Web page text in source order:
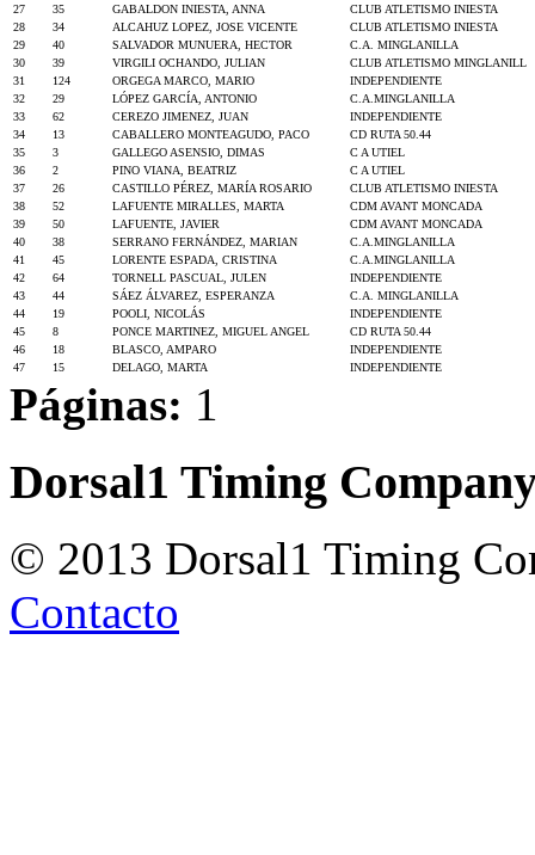
27
35 GABALDON INIESTA, ANNA
CLUB ATLETISMO INIESTA
28
34 ALCAHUZ LOPEZ, JOSE VICENTE
CLUB ATLETISMO INIESTA
29
40 SALVADOR MUNUERA, HECTOR
C.A. MINGLANILLA
30
39 VIRGILI OCHANDO, JULIAN
CLUB ATLETISMO MINGLANILL
31
124 ORGEGA MARCO, MARIO
INDEPENDIENTE
32
29 LÓPEZ GARCÍA, ANTONIO
C.A.MINGLANILLA
33
62 CEREZO JIMENEZ, JUAN
INDEPENDIENTE
34
13 CABALLERO MONTEAGUDO, PACO
CD RUTA 50.44
35
3 GALLEGO ASENSIO, DIMAS
C A UTIEL
36
2 PINO VIANA, BEATRIZ
C A UTIEL
37
26 CASTILLO PÉREZ, MARÍA ROSARIO
CLUB ATLETISMO INIESTA
38
52 LAFUENTE MIRALLES, MARTA
CDM AVANT MONCADA
39
50 LAFUENTE, JAVIER
CDM AVANT MONCADA
40
38 SERRANO FERNÁNDEZ, MARIAN
C.A.MINGLANILLA
41
45 LORENTE ESPADA, CRISTINA
C.A.MINGLANILLA
42
64 TORNELL PASCUAL, JULEN
INDEPENDIENTE
43
44 SÁEZ ÁLVAREZ, ESPERANZA
C.A. MINGLANILLA
44
19 POOLI, NICOLÁS
INDEPENDIENTE
45
8 PONCE MARTINEZ, MIGUEL ANGEL
CD RUTA 50.44
46
18 BLASCO, AMPARO
INDEPENDIENTE
47
15 DELAGO, MARTA INDEPENDIENTE
Páginas: 1
Dorsal1 Timing
© 2013 Dorsal1 Timing
Contacto